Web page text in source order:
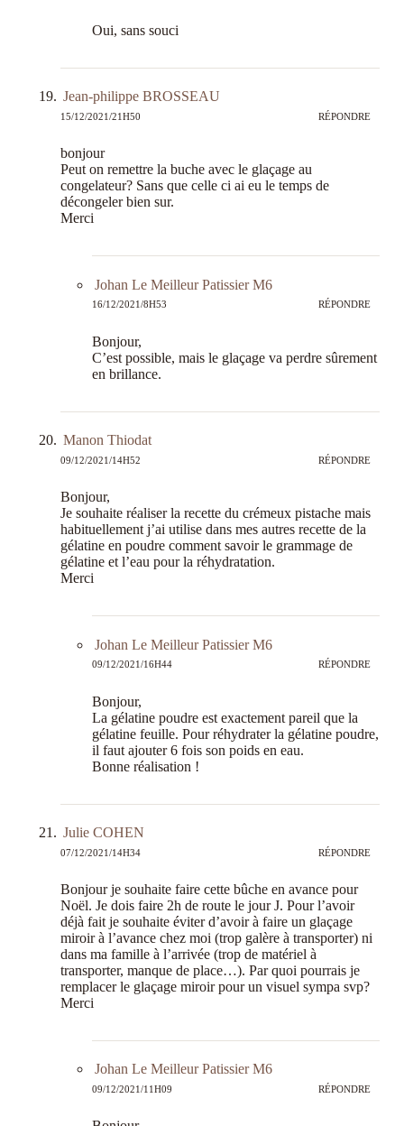
Oui, sans souci
Jean-philippe BROSSEAU
15/12/2021/21H50 RÉPONDRE
bonjour
Peut on remettre la buche avec le glaçage au
congelateur? Sans que celle ci ai eu le temps de
décongeler bien sur.
Merci
Johan Le Meilleur Patissier M6
16/12/2021/8H53 RÉPONDRE
Bonjour,
C’est possible, mais le glaçage va perdre sûrement
en brillance.
Manon Thiodat
09/12/2021/14H52 RÉPONDRE
Bonjour,
Je souhaite réaliser la recette du crémeux pistache mais
habituellement j’ai utilise dans mes autres recette de la
gélatine en poudre comment savoir le grammage de
gélatine et l’eau pour la réhydratation.
Merci
Johan Le Meilleur Patissier M6
09/12/2021/16H44 RÉPONDRE
Bonjour,
La gélatine poudre est exactement pareil que la
gélatine feuille. Pour réhydrater la gélatine poudre,
il faut ajouter 6 fois son poids en eau.
Bonne réalisation !
Julie COHEN
07/12/2021/14H34 RÉPONDRE
Bonjour je souhaite faire cette bûche en avance pour
Noël. Je dois faire 2h de route le jour J. Pour l’avoir
déjà fait je souhaite éviter d’avoir à faire un glaçage
miroir à l’avance chez moi (trop galère à transporter) ni
dans ma famille à l’arrivée (trop de matériel à
transporter, manque de place…). Par quoi pourrais je
remplacer le glaçage miroir pour un visuel sympa svp?
Merci
Johan Le Meilleur Patissier M6
09/12/2021/11H09 RÉPONDRE